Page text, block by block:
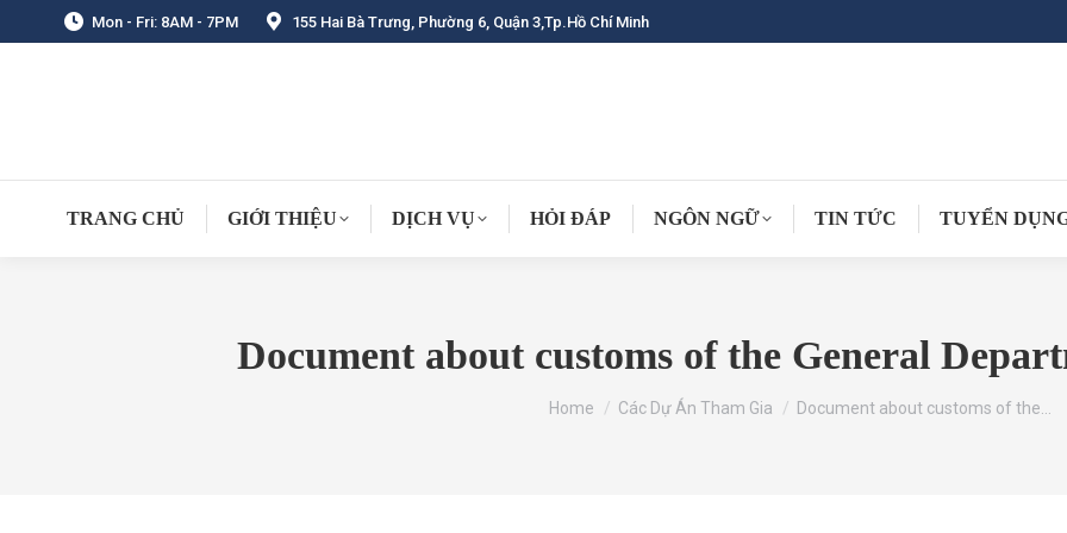
Mon - Fri: 8AM - 7PM 155 Hai Bà Trưng, Phường 6, Quận 3,Tp.Hồ Chí Minh
TRANG CHỦ GIỚI THIỆU DỊCH VỤ HỎI ĐÁP NGÔN NGỮ TIN TỨC TUYỂN
Document about customs of the General
You are here:
Home Các Dự Án Tham Gia Document about customs of the…